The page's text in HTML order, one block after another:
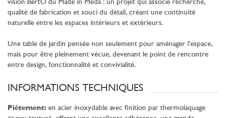
vision BertO du Made in Meda : un projet qui associe recherche,
qualité de fabrication et souci du détail, créant une continuité
naturelle entre les espaces intérieurs et extérieurs.
Une table de jardin pensée non seulement pour aménager l’espace,
mais pour être pleinement vécue, devenant le point de rencontre
entre design, fonctionnalité et convivialité.
INFORMATIONS TECHNIQUES
Piètement: en acier inoxydable avec finition par thermolaquage